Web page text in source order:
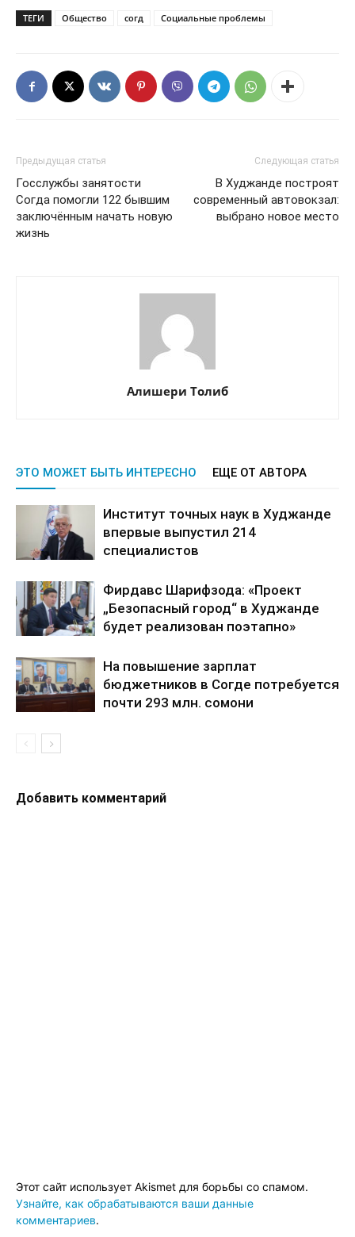
ТЕГИ Общество согд Социальные проблемы
Предыдущая статья
Госслужбы занятости
Согда помогли 122 бывшим
заключённым начать новую
жизнь
Следующая статья
В Худжанде построят
современный автовокзал:
выбрано новое место
Алишери Толиб
ЭТО МОЖЕТ БЫТЬ ИНТЕРЕСНО ЕЩЕ ОТ АВТОРА
Институт точных наук в Худжанде
впервые выпустил 214
специалистов
Фирдавс Шарифзода: «Проект
„Безопасный город“ в Худжанде
будет реализован поэтапно»
На повышение зарплат
бюджетников в Согде потребуется
почти 293 млн. сомони
Добавить комментарий
Этот сайт использует Akismet для борьбы со спамом.
Узнайте, как обрабатываются ваши данные
комментариев.